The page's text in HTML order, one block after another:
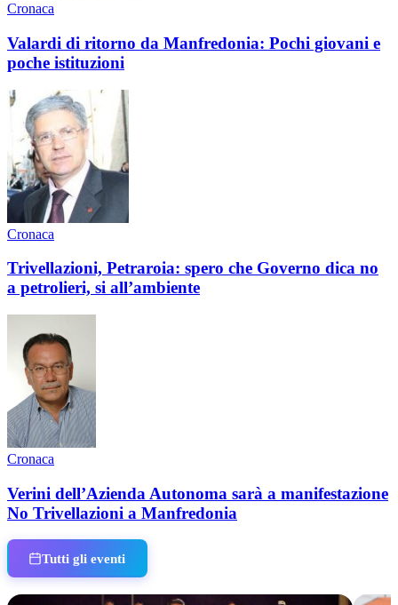
Cronaca
Valardi di ritorno da Manfredonia: Pochi giovani e
poche istituzioni
Cronaca
Trivellazioni, Petraroia: spero che Governo dica no
a petrolieri, si all’ambiente
Cronaca
Verini dell’Azienda Autonoma sarà a manifestazione
No Trivellazioni a Manfredonia
Tutti gli eventi